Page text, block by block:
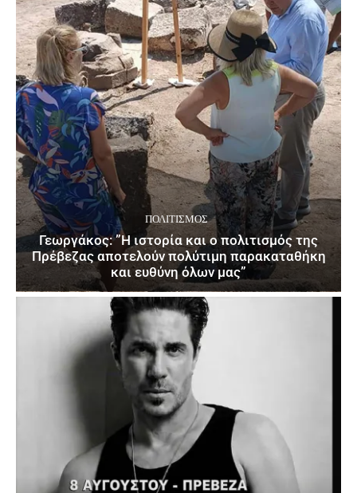
ΠΟΛΙΤΙΣΜΌΣ
Γεωργάκος: ”Η ιστορία και ο πολιτισμός της
Πρέβεζας αποτελούν πολύτιμη παρακαταθήκη
και ευθύνη όλων μας”